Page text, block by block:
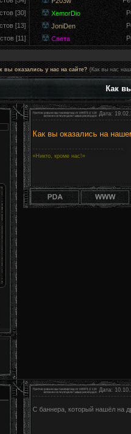
[30]
[13]
[11]
XemorDio
JoniDen
Света
вы оказались у нас на сайте? (Как вы нас
Как
Дата:
Как вы оказались на
«Никто, кроме нас!»
Дата:
С баннера, который нашёл на